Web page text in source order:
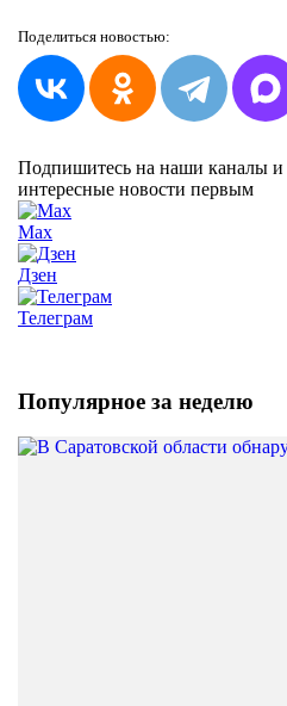
Поделиться новостью:
Подпишитесь на наши каналы
интересные новости первым
Max
Дзен
Телеграм
Популярное за неделю